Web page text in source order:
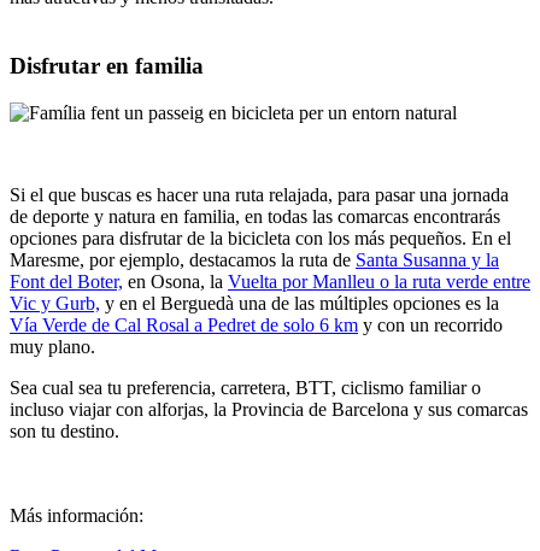
Disfrutar en familia
Si el que buscas es hacer una ruta relajada, para pasar una jornada
de deporte y natura en familia, en todas las comarcas encontrarás
opciones para disfrutar de la bicicleta con los más pequeños. En el
Maresme, por ejemplo, destacamos la ruta de Santa Susanna y la
Font del Boter, en Osona, la Vuelta por Manlleu o la ruta verde entre
Vic y Gurb, y en el Berguedà una de las múltiples opciones es la
Vía Verde de Cal Rosal a Pedret de solo 6 km y con un recorrido
muy plano.
Sea cual sea tu preferencia, carretera, BTT, ciclismo familiar o
incluso viajar con alforjas, la Provincia de Barcelona y sus comarcas
son tu destino.
Más información: